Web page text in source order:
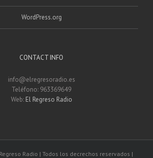
WordPress.org
CONTACT INFO
info@elregresoradio.es
Teléfono: 963369649
Web: El Regreso Radio
Radio | Todos los decrechos reservados |